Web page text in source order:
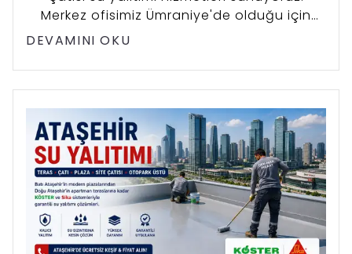
Merkez ofisimiz Ümraniye'de olduğu için
aynı gün keşif imkânı ve KÖSTER ile Sika
DEVAMINI OKU